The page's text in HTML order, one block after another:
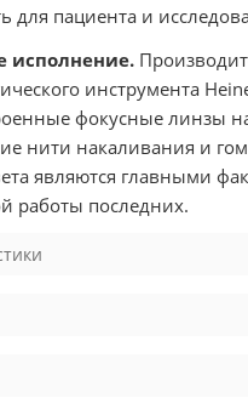
для пациента и
исполнение.
инструмента
фокусные линзы
нити накаливания и
являются главными
работы последних.